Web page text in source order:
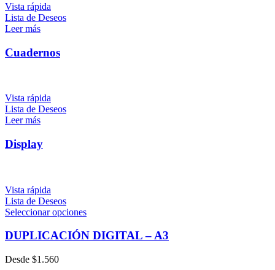
Vista rápida
Lista de Deseos
Leer más
Cuadernos
Vista rápida
Lista de Deseos
Leer más
Display
Vista rápida
Lista de Deseos
Seleccionar opciones
DUPLICACIÓN DIGITAL – A3
Desde $1.560